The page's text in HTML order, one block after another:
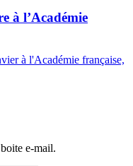
à l’Académie
à l'Académie française,
e-mail.